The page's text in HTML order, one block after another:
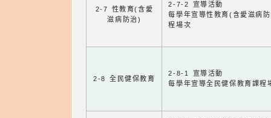
2-7 性教育(含愛
滋病防治)
2-7-2 宣導活動
每學年宣導性教育(含愛滋病
程場次
2-8 全民健保教育
2-8-1 宣導活動
每學年宣導全民健保教育課程